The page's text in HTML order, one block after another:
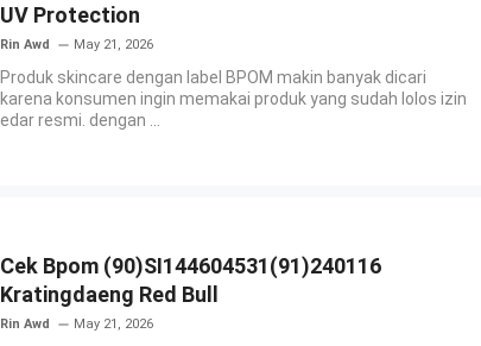
UV Protection
Rin Awd May 21, 2026
Produk skincare dengan label BPOM makin banyak dicari
karena konsumen ingin memakai produk yang sudah lolos izin
edar resmi. dengan ...
Cek Bpom (90)SI144604531(91)240116
Kratingdaeng Red Bull
Rin Awd May 21, 2026